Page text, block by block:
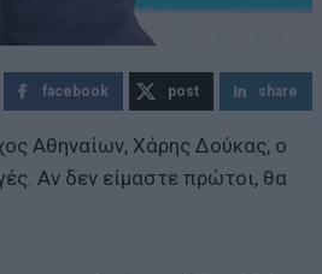
facebook post share
Αθηναίων, Χάρης Δούκας, ο
Αν δεν είμαστε πρώτοι, θα